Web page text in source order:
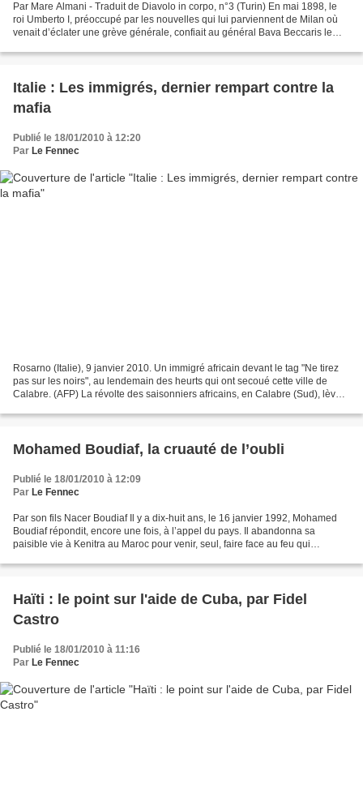
Par Mare Almani - Traduit de Diavolo in corpo, n°3 (Turin) En mai 1898, le
roi Umberto I, préoccupé par les nouvelles qui lui parviennent de Milan où
venait d’éclater une grève générale, confiait au général Bava Beccaris le
Italie : Les immigrés, dernier rempart contre la
mafia
Publié le 18/01/2010 à 12:20
Par Le Fennec
Rosarno (Italie), 9 janvier 2010. Un immigré africain devant le tag "Ne tirez
pas sur les noirs", au lendemain des heurts qui ont secoué cette ville de
Calabre. (AFP) La révolte des saisonniers africains, en Calabre (Sud), lève
Mohamed Boudiaf, la cruauté de l’oubli
Publié le 18/01/2010 à 12:09
Par Le Fennec
Par son fils Nacer Boudiaf Il y a dix-huit ans, le 16 janvier 1992, Mohamed
Boudiaf répondit, encore une fois, à l’appel du pays. Il abandonna sa
paisible vie à Kenitra au Maroc pour venir, seul, faire face au feu qui
Haïti : le point sur l'aide de Cuba, par Fidel
Castro
Publié le 18/01/2010 à 11:16
Par Le Fennec